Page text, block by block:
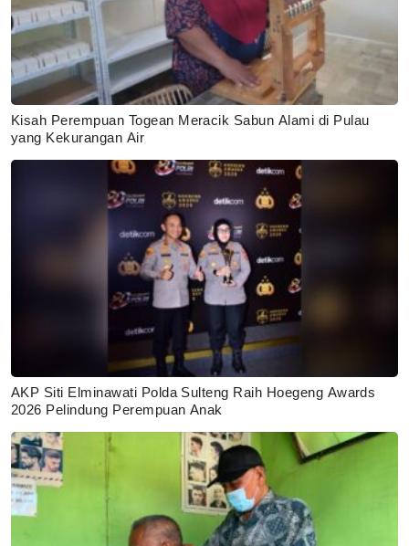
Kisah Perempuan Togean Meracik Sabun Alami di Pulau
yang Kekurangan Air
AKP Siti Elminawati Polda Sulteng Raih Hoegeng Awards
2026 Pelindung Perempuan Anak